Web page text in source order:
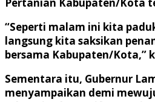
“Seperti malam ini kita
langsung kita saksikan
bersama Kabupaten/Kota,”
Sementara itu, Gubernur
menyampaikan demi